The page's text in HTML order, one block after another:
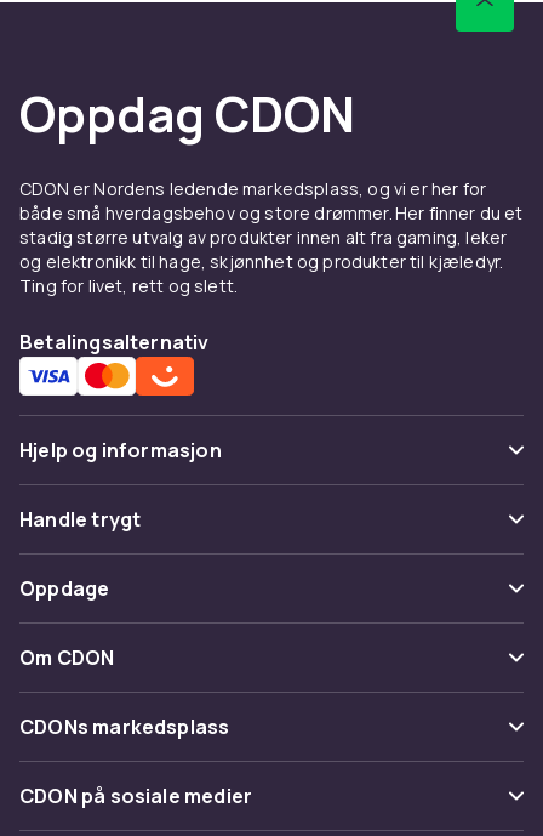
Medisinskap er laget av plast, lakkert MDF eller
stål - alle fuktbestandige materialer som
en spesiell lås som krever en bestemt
bevegelse for å åpne. Sørg for at skapet er
stabilt montert i veggen.
Oppdag CDON
CDON er Nordens ledende markedsplass, og vi er her for
både små hverdagsbehov og store drømmer. Her finner du et
stadig større utvalg av produkter innen alt fra gaming, leker
og elektronikk til hage, skjønnhet og produkter til kjæledyr.
Ting for livet, rett og slett.
Betalingsalternativ
Hjelp og informasjon
Vanlige spørsmål
Spor pakke
Angre & returner her
Kontakt oss
Handle trygt
Betaling
Levering
Tilbakekallinger
Oppdage
Kategorier
Varemerker
Om CDON
Om oss
Kundeanmeldelser
Jobbe på CDON
CDONs markedsplass
Merchant Help Center
CDON på sosiale medier